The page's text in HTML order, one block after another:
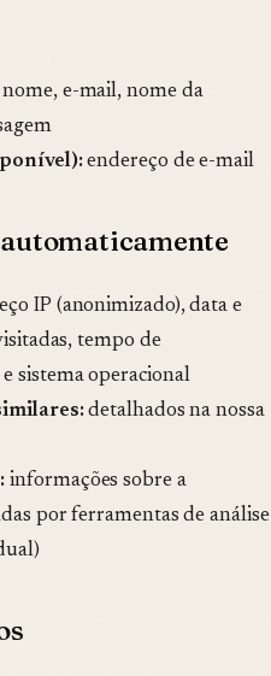
nome, e-mail, nome da
endereço de e-mail
IP (anonimizado), data e
tempo de
sistema operacional
detalhados na nossa
informações sobre a
por ferramentas de análise